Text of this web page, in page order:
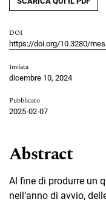
DOI
https://doi.org/10.3280/
Inviata
dicembre 10, 2024
Pubblicato
2025-02-07
Abstract
Al fine di produrre un
nell’anno di avvio,